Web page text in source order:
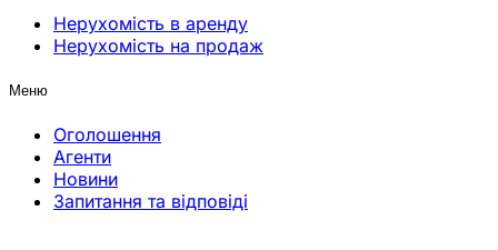
Нерухомість в аренду
Нерухомість на продаж
Меню
Оголошення
Агенти
Новини
Запитання та відповіді